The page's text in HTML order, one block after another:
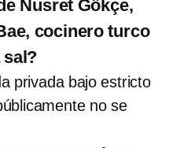
Nusret Gökçe,
cocinero turco
sal?
privada bajo estricto
no se